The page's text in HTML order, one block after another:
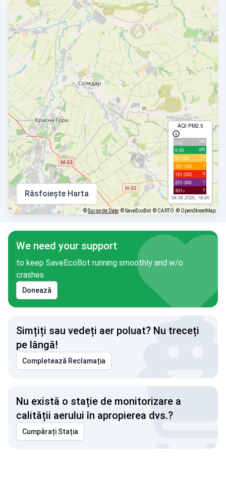
AQI PM2.5
с/д 109
0-50 229
51-100 11
101-150 0
151-200 0
201-300 1
301+ 0
08.08.2026, 18:00
Răsfoiește Harta
©Surse de Date © SaveEcoBot © CARTO © OpenStreetMap
We need your support
to keep SaveEcoBot running smoothly and w/o
crashes
Donează
Simțiți sau vedeți aer poluat? Nu treceți
pe lângă!
Completează Reclamația
Nu există o stație de monitorizare a
calității aerului în apropierea dvs.?
Cumpărați Stația